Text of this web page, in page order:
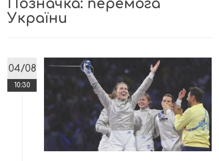
Позначка: перемога
України
04/08
10:30